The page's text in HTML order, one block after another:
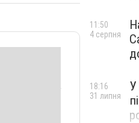
11:50
4 серпня
У
18:16
31 липня